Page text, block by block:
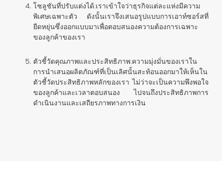
โซลูชันที่ปรับแต่งได้:เราเข้าใจว่าธุรกิจแต่ละแห่งมีความ
พิเศษเฉพาะตัว ดังนั้นเราจึงเสนอรูปแบบการเอาท์ซอร์สที่
ยืดหยุ่นซึ่งออกแบบมาเพื่อตอบสนองความต้องการเฉพาะ
ของลูกค้าของเรา
ตัวชี้วัดคุณภาพและประสิทธิภาพ:ความมุ่งมั่นของเราใน
การนำเสนอผลิตภัณฑ์ที่เป็นเลิศนั้นสะท้อนออกมาให้เห็นใน
ตัวชี้วัดประสิทธิภาพหลักของเรา ไม่ว่าจะเป็นความพึงพอใจ
ของลูกค้าและเวลาตอบสนอง ไปจนถึงประสิทธิภาพการ
ดำเนินงานและเสถียรภาพทางการเงิน